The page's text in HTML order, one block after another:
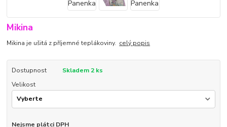
Mikina
Mikina je ušitá z příjemné teplákoviny. celý popis
Dostupnost
Skladem 2 ks
Velikost
Nejsme plátci DPH